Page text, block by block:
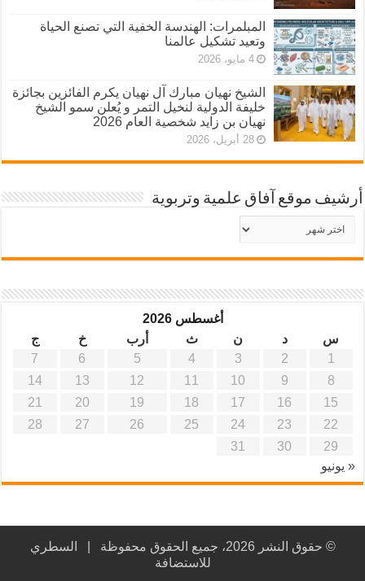
المبلمرات: الهندسة الخفية التي تصنع الحياة
وتعيد تشكيل عالمنا
4 مايو، 2026
الشيخ نهيان مبارك آل نهيان يكرم الفائزين بجائزة
خليفة الدولية لنخيل التمر و يُعلن سمو الشيخ
نهيان بن زايد شخصية العام 2026
28 أبريل، 2026
أرشيف موقع آفاق علمية وتربوية
أرشيف
موقع
آفاق
أغسطس 2026
س
د ن ث أرب خ
ج
1
2
3
4
5
6
7
8
9
10
11
12
13
14
15
16
17
18
19
20
21
22
23
24
25
26
27
28
29
30
31
« يونيو
© حقوق النشر 2026، جميع الحقوق محفوظة |
السطري
للاستضافة